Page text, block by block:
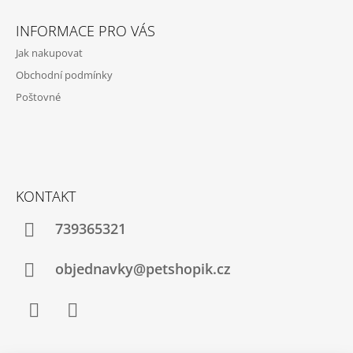
INFORMACE PRO VÁS
Jak nakupovat
Obchodní podmínky
Poštovné
KONTAKT
739365321
objednavky@petshopik.cz